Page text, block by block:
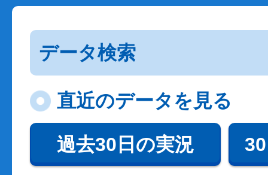
データ検索
直近のデータを見る
過去30日の実況